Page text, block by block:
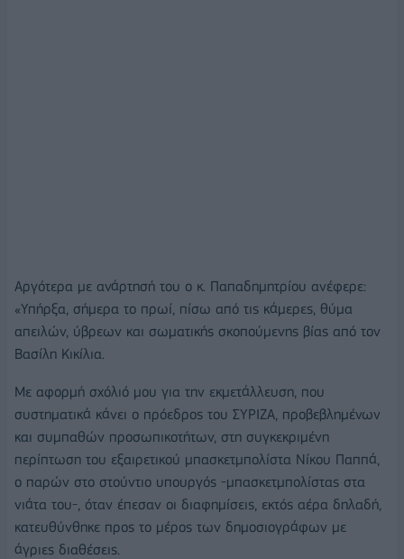
Αργότερα με ανάρτησή του ο κ. Παπαδημητρίου ανέφερε:
«Υπήρξα, σήμερα το πρωί, πίσω από τις κάμερες, θύμα
απειλών, ύβρεων και σωματικής σκοπούμενης βίας από τον
Βασίλη Κικίλια.
Με αφορμή σχόλιό μου για την εκμετάλλευση, που
συστηματικά κάνει ο πρόεδρος του ΣΥΡΙΖΑ, προβεβλημένων
και συμπαθών προσωπικοτήτων, στη συγκεκριμένη
περίπτωση του εξαιρετικού μπασκετμπολίστα Νίκου Παππά,
ο παρών στο στούντιο υπουργός -μπασκετμπολίστας στα
νιάτα του-, όταν έπεσαν οι διαφημίσεις, εκτός αέρα δηλαδή,
κατευθύνθηκε προς το μέρος των δημοσιογράφων με
άγριες διαθέσεις.